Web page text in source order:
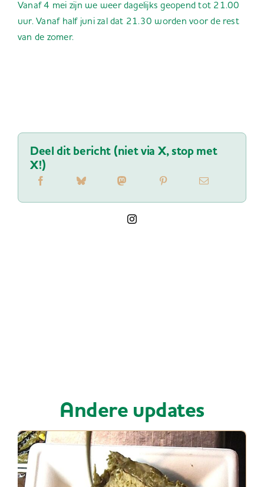
Vanaf 4 mei zijn we weer dagelijks geopend tot 21.00
uur. Vanaf half juni zal dat 21.30 worden voor de rest
van de zomer.
Deel dit bericht (niet via X, stop met
X!)
Andere updates